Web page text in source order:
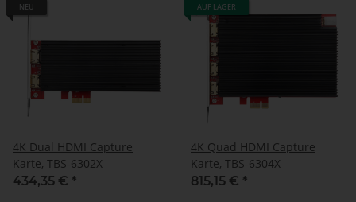
NEU
4K Dual HDMI Capture
Karte, TBS-6302X
434,35 € *
AUF LAGER
4K Quad HDMI Capture
Karte, TBS-6304X
815,15 € *